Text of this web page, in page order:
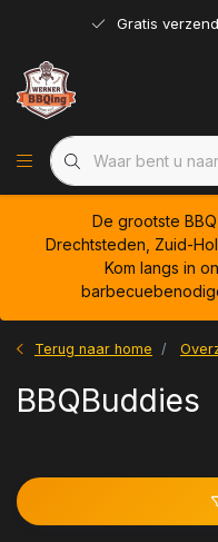
Gratis
De grootste
Drechtsteden, Zuid-
Kom langs in
Terug naar home
BBQBuddies